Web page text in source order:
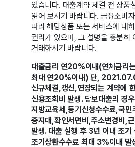
있습니다. 대출계약 체결 전 상품
읽어 보시기 바랍니다. 금융소비
따라 해당상품 또는 서비스에 대
권리가 있으며, 그 설명을 충분히
거래하시기 바랍니다.
대출금리 연20%이내(연체금리
최대 연20%이내) 단,
신규체결,갱신,연장되는 계약에
신용조회비 발생. 담보대출의 경
지방교육세,등기신청수수료,국민
증지대,확인서면비,주소변경비,
발생. 대출 실행 후 3년 이내 조기
조기상환수수료 최대 3%이내 발